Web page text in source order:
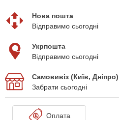
Нова пошта
Відправимо сьогодні
Укрпошта
Відправимо сьогодні
Самовивіз (Київ, Дніпро)
Забрати сьогодні
Оплата